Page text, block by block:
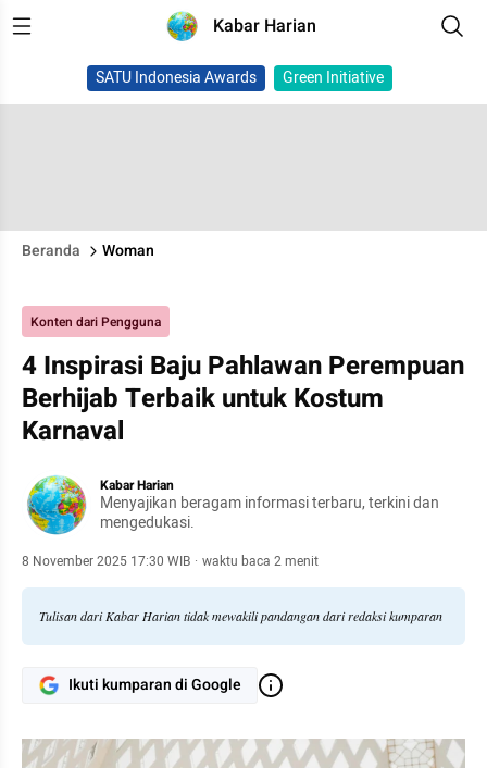
Kabar Harian
SATU Indonesia Awards Green Initiative
Beranda Woman
Konten dari Pengguna
4 Inspirasi Baju Pahlawan Perempuan
Berhijab Terbaik untuk Kostum
Karnaval
Kabar Harian
Menyajikan beragam informasi terbaru, terkini dan
mengedukasi.
8 November 2025 17:30 WIB · waktu baca 2 menit
Tulisan dari Kabar Harian tidak mewakili pandangan dari redaksi kumparan
Ikuti kumparan di Google